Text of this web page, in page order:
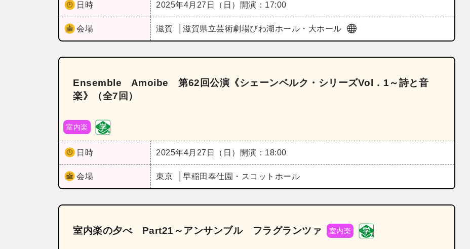
日時 2025年4月27日（日） 開演：17:00
会場 滋賀 滋賀県立芸術劇場びわ湖ホール・大ホール
Ensemble Amoibe 第62回公演《シェーンベルク・シリーズVol．1～詩と音
楽》（全7回）
室内楽
日時 2025年4月27日（日） 開演：18:00
会場 東京 早稲田奉仕園・スコットホール
室内楽の夕べ Part21～アンサンブル フラグランツァ 室内楽